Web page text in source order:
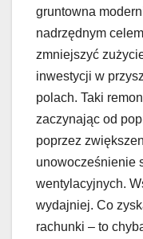
gruntowna
nadrzędnym
zmniejszyć
inwestycji w
polach. Taki
zaczynając od
poprzez
unowocześnienie
wentylacyjnych.
wydajniej. Co
rachunki – to